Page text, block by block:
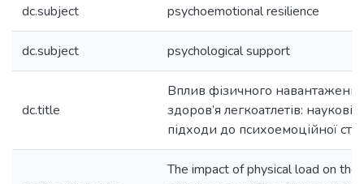
dc.subject psychoemotional resilience
dc.subject psychological support
dc.title
Вплив фізичного
здоров’я легкоатлетів: наукові
підходи до психоемоційної
The impact of physical load on